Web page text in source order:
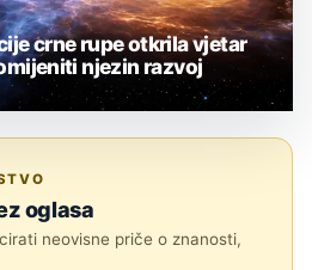
crne rupe otkrila vjetar
njezin razvoj
oglasa
neovisne priče o znanosti,